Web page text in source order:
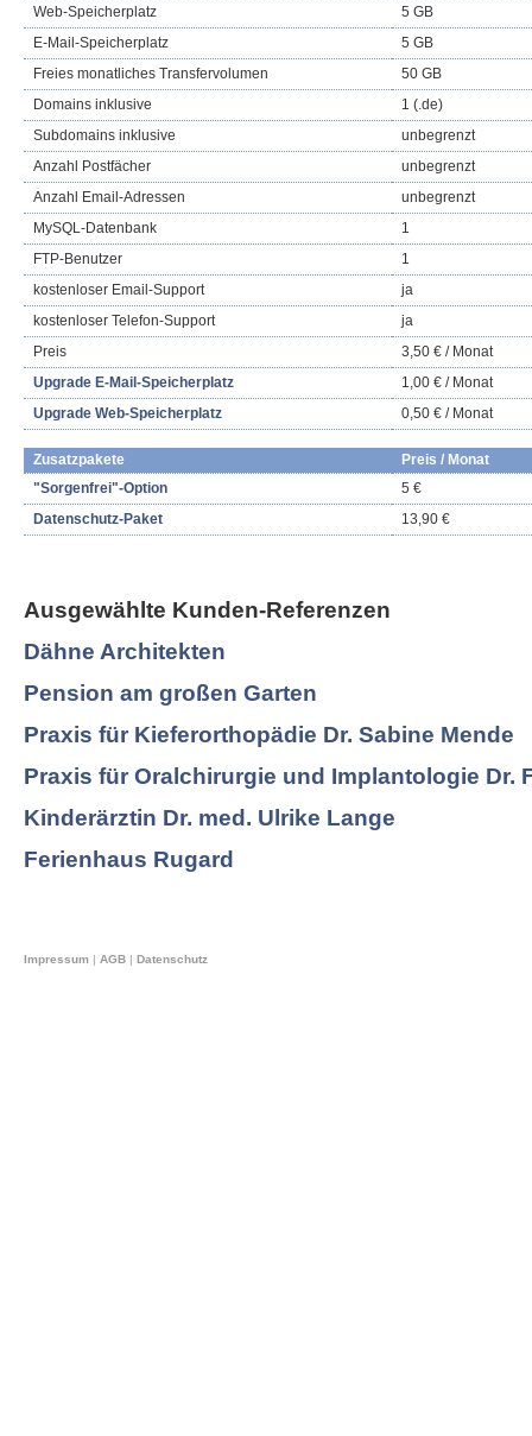
Web-Speicherplatz
5 GB
E-Mail-Speicherplatz
5 GB
Freies monatliches Transfervolumen
50 GB
Domains inklusive
1 (.de)
Subdomains inklusive
unbegrenzt
Anzahl Postfächer
unbegrenzt
Anzahl Email-Adressen
unbegrenzt
MySQL-Datenbank
1
FTP-Benutzer
1
kostenloser Email-Support
ja
kostenloser Telefon-Support
ja
Preis
3,50 € / Monat
Upgrade E-Mail-Speicherplatz
1,00 € / Monat
Upgrade Web-Speicherplatz
0,50 € / Monat
Zusatzpakete
Preis / Monat
"Sorgenfrei"-Option
5 €
Datenschutz-Paket
13,90 €
Ausgewählte Kunden-Referenzen
Dähne Architekten
Pension am großen Garten
Praxis für Kieferorthopädie Dr. Sabine Mende
Praxis für Oralchirurgie und Implantologie Dr.
Kinderärztin Dr. med. Ulrike Lange
Ferienhaus Rugard
Impressum | AGB | Datenschutz